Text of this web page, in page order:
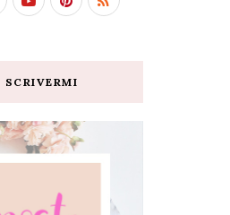
SCRIVERMI